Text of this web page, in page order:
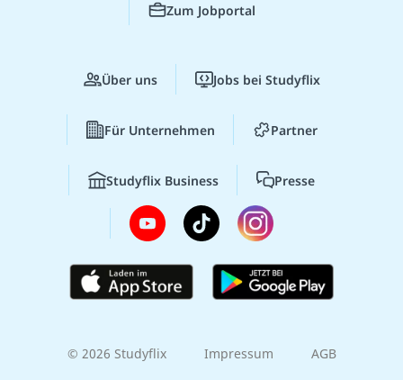
Zum Jobportal
Über uns Jobs bei Studyflix
Für Unternehmen Partner
Studyflix Business Presse
© 2026 Studyflix Impressum AGB